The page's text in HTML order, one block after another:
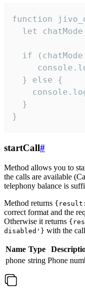
function
let
if
  } else {
  }
}
startCall#
Method allows you to
the calls are available
telephony balance is
Method returns
correct format and the
Otherwise it returns
disabled'} with the
Name Type
phone string Phone